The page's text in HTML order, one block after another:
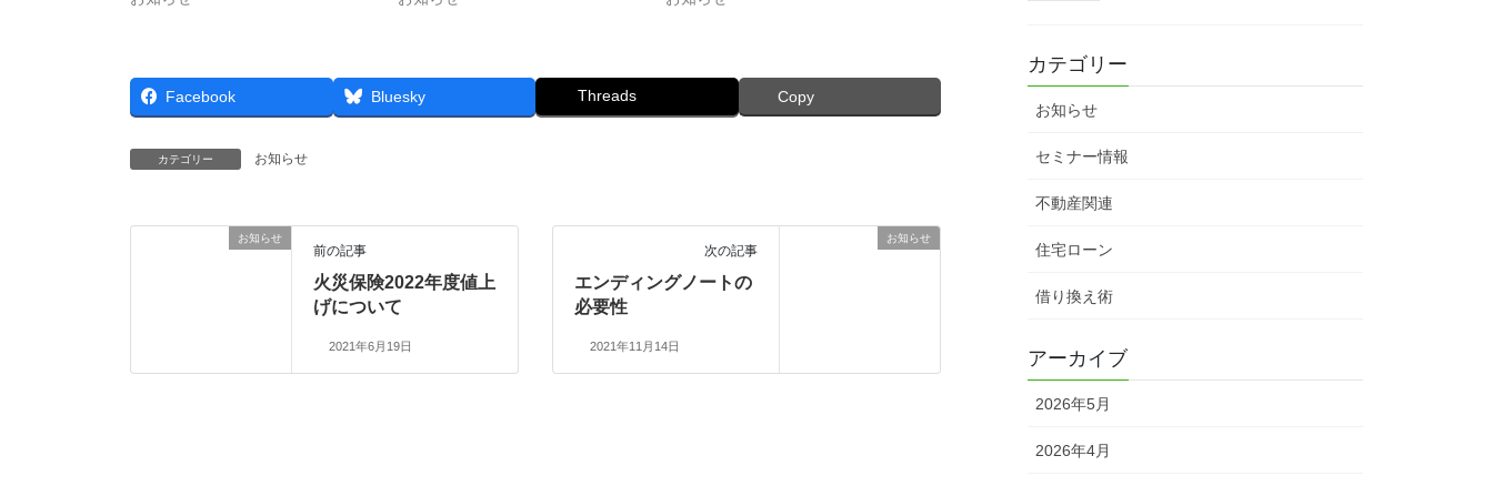
Facebook Bluesky Threads Copy
カテゴリー お知らせ
お知らせ
前の記事
火災保険2022年度値上
げについて
2021年6月19日
お知らせ
次の記事
エンディングノートの
必要性
2021年11月14日
カテゴリー
お知らせ
セミナー情報
不動産関連
住宅ローン
借り換え術
アーカイブ
2026年5月
2026年4月